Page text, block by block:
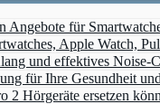
für
Apple Watch,
und effektives Noise-
für Ihre Gesundheit
2 Hörgeräte ersetzen